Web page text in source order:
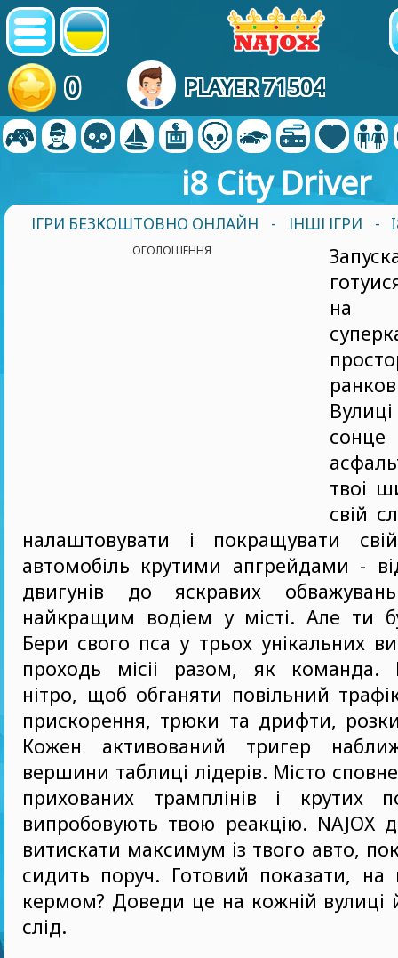
0 PLAYER 71504
i8 City Driver
ІГРИ БЕЗКОШТОВНО ОНЛАЙН - ІНШІ ІГРИ -
ОГОЛОШЕННЯ
на
твоi
свiй
налаштовувати i покращувати
автомобiль крутими апгрейдами -
двигунiв до яскравих
найкращим водiем у мiстi. Але ти
Бери свого пса у трьох унiкальних
проходь мiсii разом, як команда.
нiтро, щоб обганяти повiльний
прискорення, трюки та дрифти,
Кожен активований тригер
вершини таблицi лiдерiв. Мiсто
прихованих трамплiнiв i крутих
випробовують твою реакцiю. NAJOX
витискати максимум iз твого авто,
сидить поруч. Готовий показати,
кермом? Доведи це на кожнiй вулицi
слiд.